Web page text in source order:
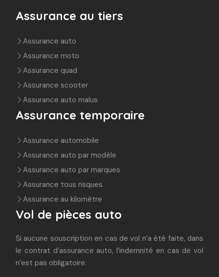
Assurance au tiers
Assurance auto
Assurance moto
Assurance quad
Assurance scooter
Assurance auto malus
Assurance temporaire
Assurance automobile
Assurance auto par modèle
Assurance auto par marques
Assurance tous risques
Assurance au kilomètre
Vol de pièces auto
Si aucune souscription en cas de vol n’a été faite, dans
le contrat d’assurance auto, l’indemnité en cas de vol
n’est pas obligatoire.